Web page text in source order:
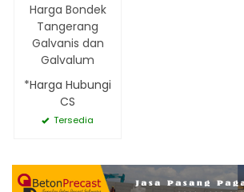
Harga Bondek
Tangerang
Galvanis dan
Galvalum
*Harga Hubungi
CS
Tersedia